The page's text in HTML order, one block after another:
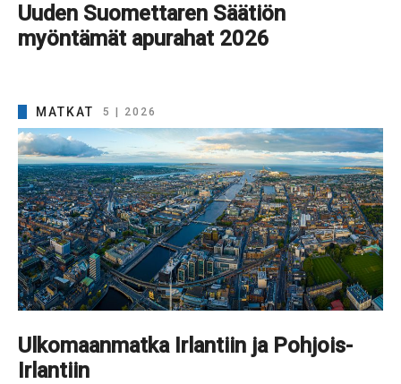
Uuden Suomettaren Säätiön
myöntämät apurahat 2026
MATKAT 5 | 2026
Ulkomaanmatka Irlantiin ja Pohjois-
Irlantiin